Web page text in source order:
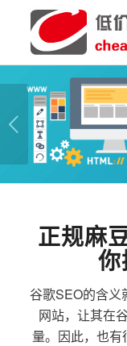
正规麻
谷歌SEO的含义
网站，让其在
量。因此，也